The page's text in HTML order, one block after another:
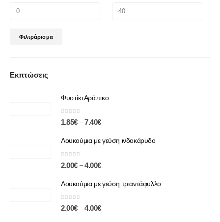
Φιλτράρισμα
Εκπτώσεις
Φυστίκι Αράπικο
0 out of 5
1.85€ – 7.40€
Λουκούμια με γεύση ινδοκάρυδο
0out of 5
2.00€ – 4.00€
Λουκούμια με γεύση τριαντάφυλλο
0out of 5
2.00€ – 4.00€